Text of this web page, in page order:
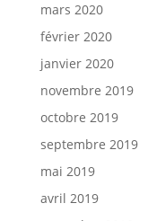
mars 2020
février 2020
janvier 2020
novembre 2019
octobre 2019
septembre 2019
mai 2019
avril 2019